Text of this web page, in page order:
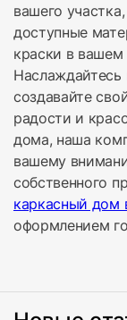
вашего
доступные
краски в вашем
создавайте
радости и
дома, наша
вашему
собственного
каркасный дом
оформлением